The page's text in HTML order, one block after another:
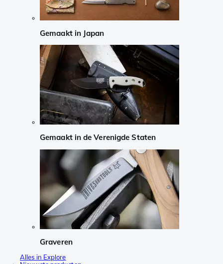
Gemaakt in Japan
Gemaakt in de Verenigde Staten
Graveren
Alles in Explore